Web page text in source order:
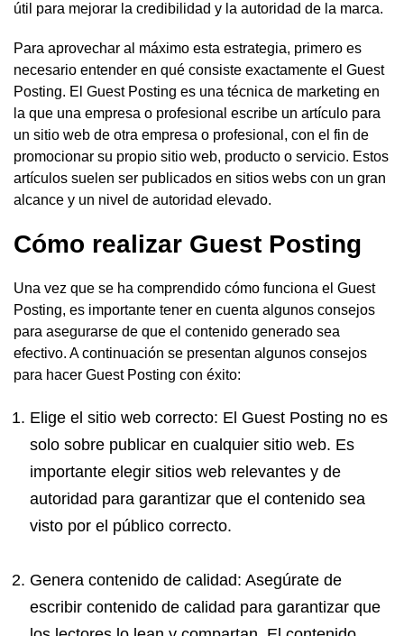
útil para mejorar la credibilidad y la autoridad de la marca.
Para aprovechar al máximo esta estrategia, primero es
necesario entender en qué consiste exactamente el Guest
Posting. El Guest Posting es una técnica de marketing en
la que una empresa o profesional escribe un artículo para
un sitio web de otra empresa o profesional, con el fin de
promocionar su propio sitio web, producto o servicio. Estos
artículos suelen ser publicados en sitios webs con un gran
alcance y un nivel de autoridad elevado.
Cómo realizar Guest Posting
Una vez que se ha comprendido cómo funciona el Guest
Posting, es importante tener en cuenta algunos consejos
para asegurarse de que el contenido generado sea
efectivo. A continuación se presentan algunos consejos
para hacer Guest Posting con éxito:
Elige el sitio web correcto: El Guest Posting no es
solo sobre publicar en cualquier sitio web. Es
importante elegir sitios web relevantes y de
autoridad para garantizar que el contenido sea
visto por el público correcto.
Genera contenido de calidad: Asegúrate de
escribir contenido de calidad para garantizar que